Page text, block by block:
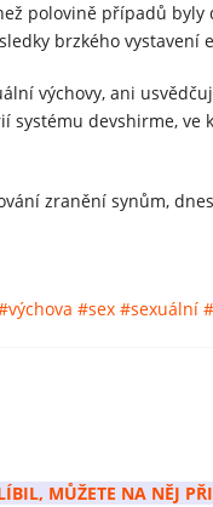
polovině případů
brzkého vystavení
výchovy, ani
systému devshirme, ve
zranění synům,
#sex #sexuální
MŮŽETE NA NĚJ